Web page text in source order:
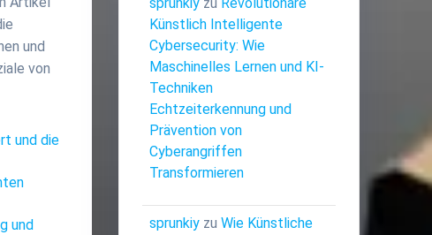
und
von
und die
und
Künstlich Intelligente
Cybersecurity: Wie
Maschinelles Lernen und KI-
Techniken
Echtzeiterkennung und
Prävention von
Cyberangriffen
Transformieren
sprunkiyzu Wie Künstliche